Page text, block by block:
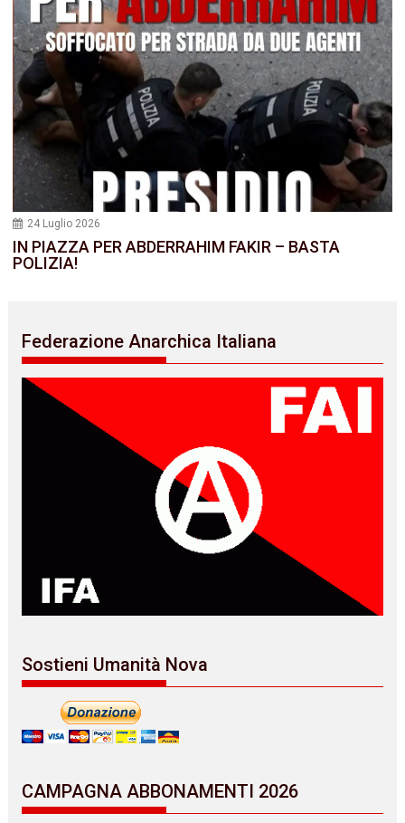
24 Luglio 2026
IN PIAZZA PER ABDERRAHIM FAKIR – BASTA
POLIZIA!
Federazione Anarchica Italiana
Sostieni Umanità Nova
CAMPAGNA ABBONAMENTI 2026